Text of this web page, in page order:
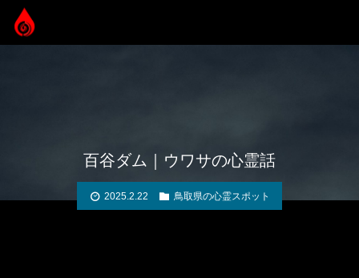
百谷ダム｜ウワサの心霊話
2025.2.22 鳥取県の心霊スポット